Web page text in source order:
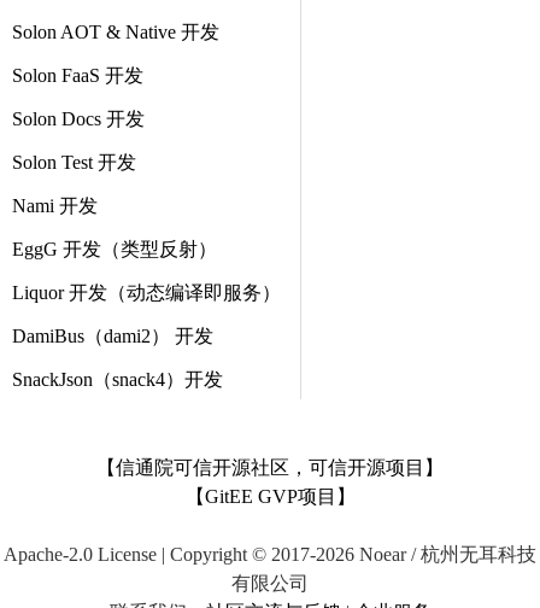
Solon AOT & Native 开发
Solon FaaS 开发
Solon Docs 开发
Solon Test 开发
Nami 开发
EggG 开发（类型反射）
Liquor 开发（动态编译即服务）
DamiBus（dami2） 开发
SnackJson（snack4）开发
【信通院可信开源社区，可信开源项目】
【GitEE GVP项目】
Apache-2.0 License | Copyright © 2017-2026 Noear / 杭州无耳科技
有限公司